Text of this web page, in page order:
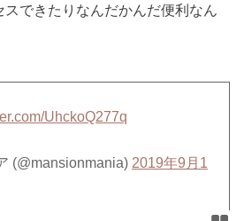
スできたりなんだかんだ便利なん
UhckoQ277q
(@mansionmania) 2019年9月1